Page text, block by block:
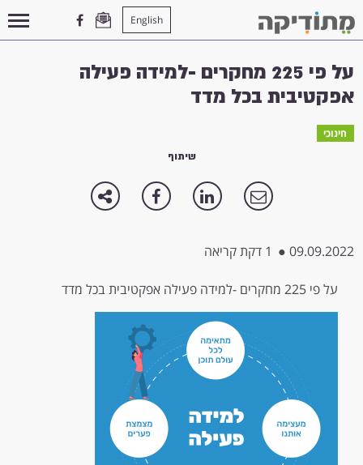
English
עמוד הבית
על פי 225 מחקרים -למידה פעילה
אפקטיבית בכל מדד
חינוכי
שיתוף
09.09.2022
● 1 דקת קריאה
על פי 225 מחקרים -למידה פעילה אפקטיבית בכל מדד